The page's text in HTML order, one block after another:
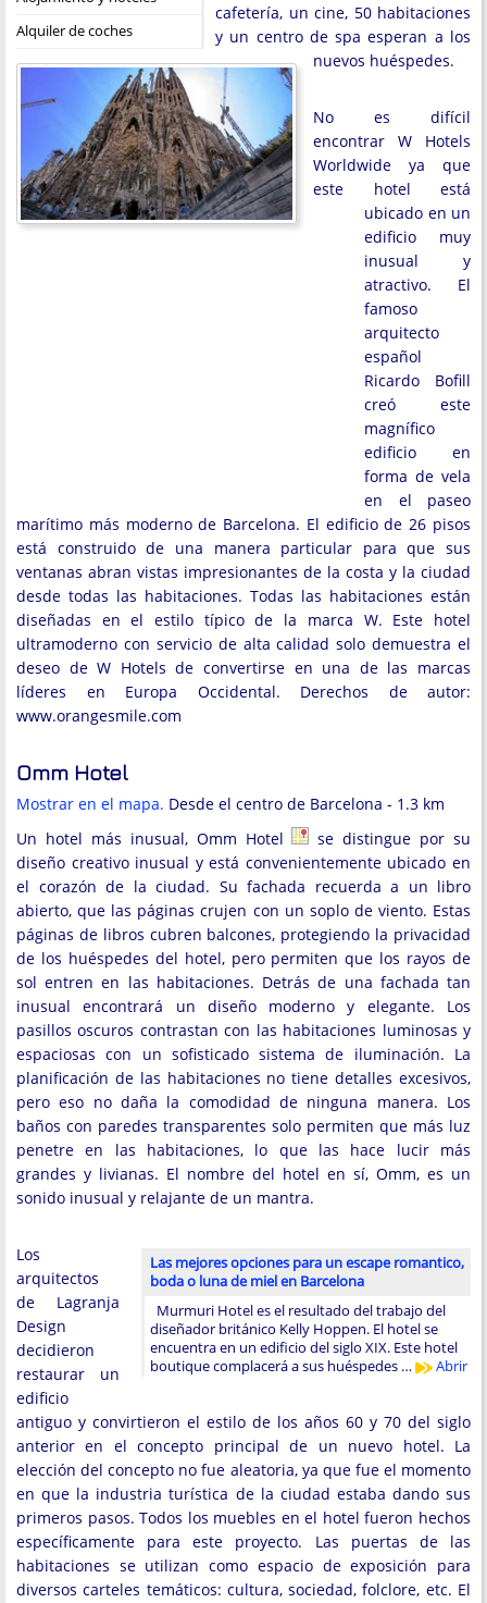
Alquiler de coches
cafetería, un cine, 50 habitaciones
y un centro de spa esperan a los
nuevos huéspedes.
No es difícil
encontrar W Hotels
Worldwide ya que
este hotel está
ubicado en un
edificio muy
inusual y
atractivo. El
famoso
arquitecto
español
Ricardo Bofill
creó este
magnífico
edificio en
forma de vela
en el paseo
marítimo más moderno de Barcelona. El edificio de 26 pisos
está construido de una manera particular para que sus
ventanas abran vistas impresionantes de la costa y la ciudad
desde todas las habitaciones. Todas las habitaciones están
diseñadas en el estilo típico de la marca W. Este hotel
ultramoderno con servicio de alta calidad solo demuestra el
deseo de W Hotels de convertirse en una de las marcas
líderes en Europa Occidental. Derechos de autor:
www.orangesmile.com
Omm Hotel
Mostrar en el mapa. Desde el centro de Barcelona - 1.3 km
Un hotel más inusual, Omm Hotel
se distingue por su
diseño creativo inusual y está convenientemente ubicado en
el corazón de la ciudad. Su fachada recuerda a un libro
abierto, que las páginas crujen con un soplo de viento. Estas
páginas de libros cubren balcones, protegiendo la privacidad
de los huéspedes del hotel, pero permiten que los rayos de
sol entren en las habitaciones. Detrás de una fachada tan
inusual encontrará un diseño moderno y elegante. Los
pasillos oscuros contrastan con las habitaciones luminosas y
espaciosas con un sofisticado sistema de iluminación. La
planificación de las habitaciones no tiene detalles excesivos,
pero eso no daña la comodidad de ninguna manera. Los
baños con paredes transparentes solo permiten que más luz
penetre en las habitaciones, lo que las hace lucir más
grandes y livianas. El nombre del hotel en sí, Omm, es un
sonido inusual y relajante de un mantra.
Las mejores opciones para un escape romantico,
boda o luna de miel en Barcelona
Murmuri Hotel es el resultado del trabajo del
diseñador británico Kelly Hoppen. El hotel se
encuentra en un edificio del siglo XIX. Este hotel
boutique complacerá a sus huéspedes …
Abrir
Los
arquitectos
de Lagranja
Design
decidieron
restaurar un
edificio
antiguo y convirtieron el estilo de los años 60 y 70 del siglo
anterior en el concepto principal de un nuevo hotel. La
elección del concepto no fue aleatoria, ya que fue el momento
en que la industria turística de la ciudad estaba dando sus
primeros pasos. Todos los muebles en el hotel fueron hechos
específicamente para este proyecto. Las puertas de las
habitaciones se utilizan como espacio de exposición para
diversos carteles temáticos: cultura, sociedad, folclore, etc. El